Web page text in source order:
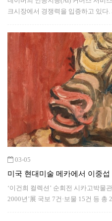
크시장에서 경쟁력을 입증하고 있다
됐다. 5일 센서타워에 따르면 네이
지역(APAC)에서 선보인 쇼핑 앱 가
며 ‘
03-05
미국 현대미술 메카에서 이중섭
‘이건희 컬렉션’ 순회전 시카고박물
2000년’展 국보 7건·보물 15건 등